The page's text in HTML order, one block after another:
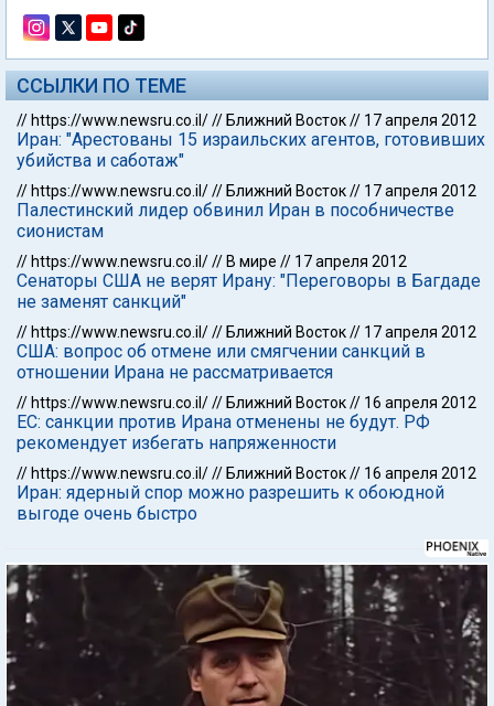
ССЫЛКИ ПО ТЕМЕ
// https://www.newsru.co.il/// Ближний Восток// 17 апреля 2012
Иран: "Арестованы 15 израильских агентов, готовивших
убийства и саботаж"
// https://www.newsru.co.il/// Ближний Восток// 17 апреля 2012
Палестинский лидер обвинил Иран в пособничестве
сионистам
// https://www.newsru.co.il/// В мире // 17 апреля 2012
Сенаторы США не верят Ирану: "Переговоры в Багдаде
не заменят санкций"
// https://www.newsru.co.il/// Ближний Восток// 17 апреля 2012
США: вопрос об отмене или смягчении санкций в
отношении Ирана не рассматривается
// https://www.newsru.co.il/// Ближний Восток// 16 апреля 2012
ЕС: санкции против Ирана отменены не будут. РФ
рекомендует избегать напряженности
// https://www.newsru.co.il/// Ближний Восток// 16 апреля 2012
Иран: ядерный спор можно разрешить к обоюдной
выгоде очень быстро